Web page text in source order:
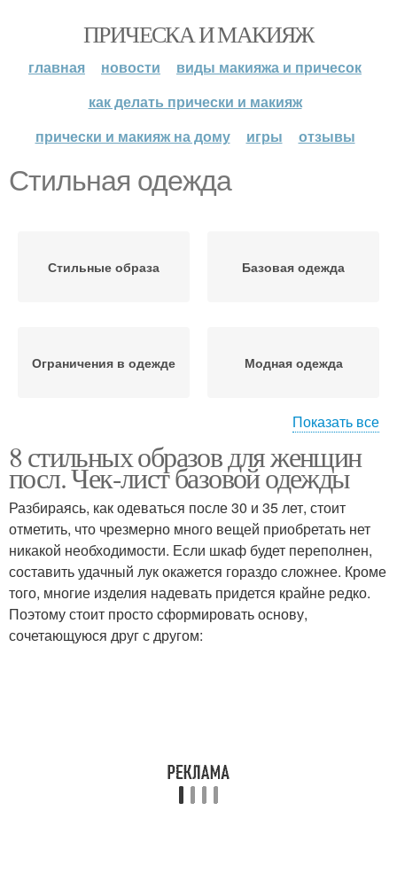
ПРИЧЕСКА И МАКИЯЖ
главная новости
виды макияжа и причесок
как делать прически и макияж
прически и макияж на дому
игры отзывы
Стильная одежда
Стильные образа Базовая одежда
Ограничения в одежде Модная одежда
Верхняя одежда Одежда для женщин
Стильный гардероб Кожаная одежда
Показать все
8 стильных образов для женщин
посл. Чек-лист базовой одежды
Разбираясь, как одеваться после 30 и 35 лет, стоит
отметить, что чрезмерно много вещей приобретать нет
никакой необходимости. Если шкаф будет переполнен,
составить удачный лук окажется гораздо сложнее. Кроме
того, многие изделия надевать придется крайне редко.
Поэтому стоит просто сформировать основу,
сочетающуюся друг с другом: